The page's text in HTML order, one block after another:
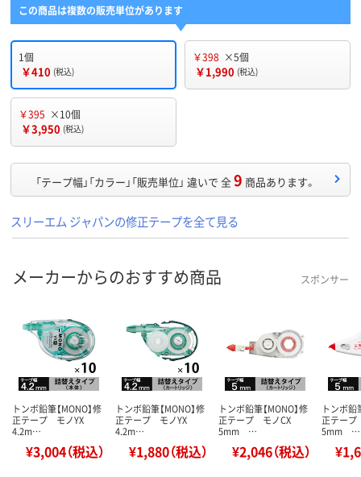
この商品は複数の販売単位があります
1個
￥410 (税込)
￥398 ×5個
￥1,990 (税込)
￥395 ×10個
￥3,950 (税込)
「テープ幅」「カラー」「販売単位」 違いで 全9 商品あります。
スリーエム ジャパンの修正テープを全て見る
メーカーからのおすすめ商品 スポンサー
トンボ鉛筆【MONO】修
正テープ モノYX
4.2m…
¥3,004（税込）
トンボ鉛筆【MONO】修
正テープ モノYX
4.2m…
¥1,880（税込）
トンボ鉛筆【MONO】修
正テープ モノCX
5mm …
¥2,046（税込）
トンボ鉛
正テー
5mm …